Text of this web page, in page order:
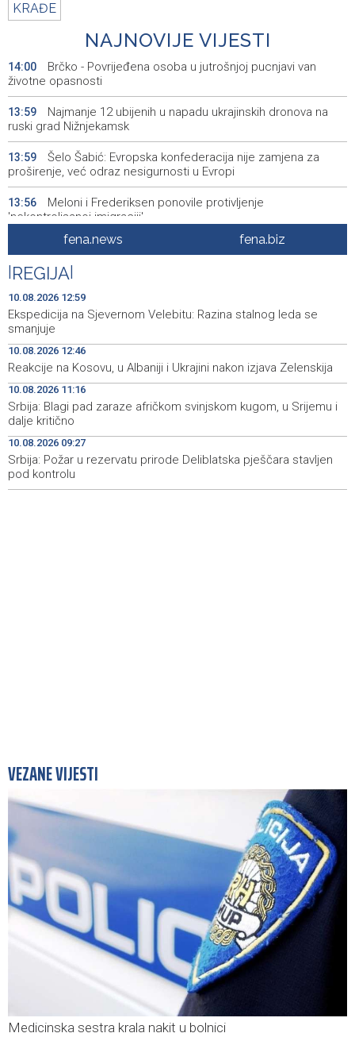
KRAĐE
NAJNOVIJE VIJESTI
14:00
Brčko - Povrijeđena osoba u jutrošnjoj pucnjavi van
životne opasnosti
13:59
Najmanje 12 ubijenih u napadu ukrajinskih dronova na
ruski grad Nižnjekamsk
13:59
Šelo Šabić: Evropska konfederacija nije zamjena za
proširenje, već odraz nesigurnosti u Evropi
13:56
Meloni i Frederiksen ponovile protivljenje
'nekontrolisanoj imigraciji'
FUCZ: Sutra sastanak o unapređenju statusa
profesionalnih vatrgasaca
13:49
Nizak vodostaj prijeti da onemogući plovidbu dijelovima
Rajne u Njemačkoj
Muzički performans meksičkog violončeliste Abnera
Jaira Ortiza Garcie u Sarajevu
13:45
Lejla Njemčević osvojila četvrto mjesto na utrci
13:45
Izmjena Odluke o kriterijima za raspored sredstava iz
tekućeg granta 'Međunarodna kulturna suradnja'
13:39
Sportske igre prijateljstva 2026 od 13. do 16. augusta u
Sarajevu
fena.news fena.biz
REGIJA
10.08.2026 12:59
Ekspedicija na Sjevernom Velebitu: Razina stalnog leda se
smanjuje
10.08.2026 12:46
Reakcije na Kosovu, u Albaniji i Ukrajini nakon izjava Zelenskija
10.08.2026 11:16
Srbija: Blagi pad zaraze afričkom svinjskom kugom, u Srijemu i
dalje kritično
10.08.2026 09:27
Srbija: Požar u rezervatu prirode Deliblatska pješčara stavljen
pod kontrolu
VEZANE VIJESTI
Medicinska sestra krala nakit u bolnici